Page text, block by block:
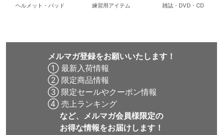
ヘルメット・パッド 練習用アイテム 雑誌・DVD・CD
メルマガ登録をお願いいたします！
① 最新入荷情報
② 限定商品情報
③ 限定セールやクーポン情報
④ 売上ランキング
など、メルマガ会員様限定の
お得な情報をお届けします！